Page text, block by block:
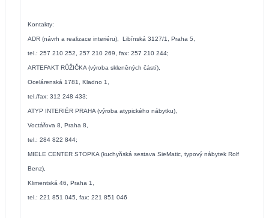
Kontakty:
ADR (návrh a realizace interiéru), Libínská 3127/1, Praha 5,
tel.: 257 210 252, 257 210 269, fax: 257 210 244;
ARTEFAKT RŮŽIČKA (výroba skleněných částí),
Ocelárenská 1781, Kladno 1,
tel./fax: 312 248 433;
ATYP INTERIÉR PRAHA (výroba atypického nábytku),
Voctářova 8, Praha 8,
tel.: 284 822 844;
MIELE CENTER STOPKA (kuchyňská sestava SieMatic, typový nábytek Rolf
Benz),
Klimentská 46, Praha 1,
tel.: 221 851 045, fax: 221 851 046